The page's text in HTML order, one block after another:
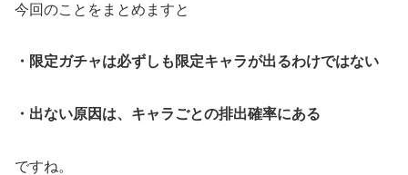
今回のことをまとめますと
・限定ガチャは必ずしも限定キャラが出るわけではない
・出ない原因は、キャラごとの排出確率にある
ですね。